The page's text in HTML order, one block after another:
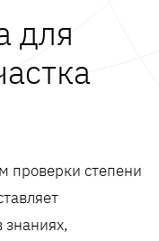
для
проверки степени